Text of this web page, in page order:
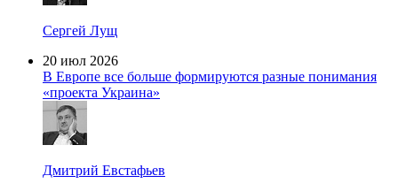
Сергей Лущ
20 июл 2026
В Европе все больше формируются разные понимания
«проекта Украина»
Дмитрий Евстафьев